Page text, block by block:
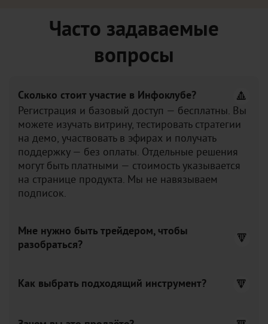
Часто задаваемые
вопросы
Сколько стоит участие в Инфоклубе?
Регистрация и базовый доступ — бесплатны. Вы
можете изучать витрину, тестировать стратегии
на демо, участвовать в эфирах и получать
поддержку — без оплаты. Отдельные решения
могут быть платными — стоимость указывается
на странице продукта. Мы не навязываем
подписок.
Мне нужно быть трейдером, чтобы
разобраться?
Как выбрать подходящий инструмент?